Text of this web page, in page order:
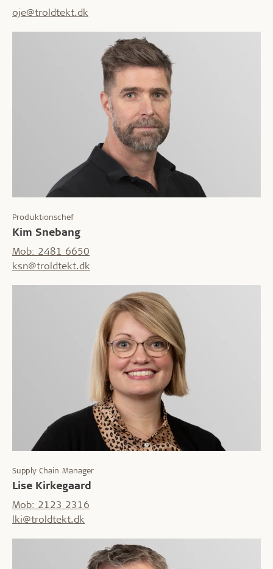
oje@troldtekt.dk
Produktionschef
Kim Snebang
Mob: 2481 6650
ksn@troldtekt.dk
Supply Chain Manager
Lise Kirkegaard
Mob: 2123 2316
lki@troldtekt.dk